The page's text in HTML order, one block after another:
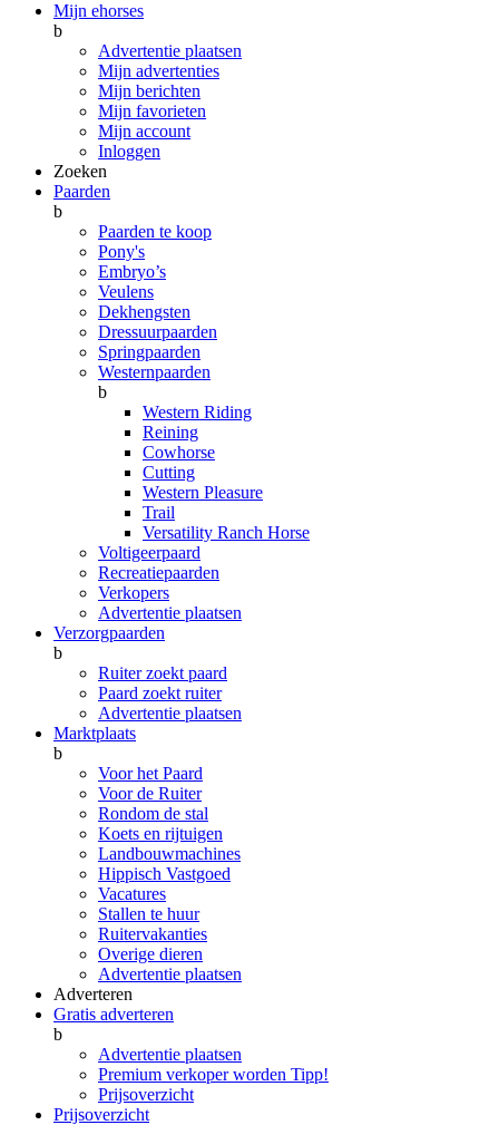
Mijn ehorses
b
Advertentie plaatsen
Mijn advertenties
Mijn berichten
Mijn favorieten
Mijn account
Inloggen
Zoeken
Paarden
b
Paarden te koop
Pony's
Embryo’s
Veulens
Dekhengsten
Dressuurpaarden
Springpaarden
Westernpaarden
b
Western Riding
Reining
Cowhorse
Cutting
Western Pleasure
Trail
Versatility Ranch Horse
Voltigeerpaard
Recreatiepaarden
Verkopers
Advertentie plaatsen
Verzorgpaarden
b
Ruiter zoekt paard
Paard zoekt ruiter
Advertentie plaatsen
Marktplaats
b
Voor het Paard
Voor de Ruiter
Rondom de stal
Koets en rijtuigen
Landbouwmachines
Hippisch Vastgoed
Vacatures
Stallen te huur
Ruitervakanties
Overige dieren
Advertentie plaatsen
Adverteren
Gratis adverteren
b
Advertentie plaatsen
Premium verkoper worden Tipp!
Prijsoverzicht
Prijsoverzicht